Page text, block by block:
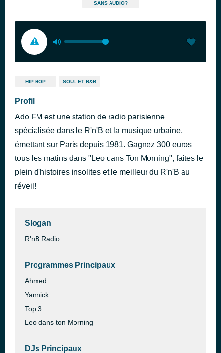
SANS AUDIO?
HIP HOP SOUL ET R&B
Profil
Ado FM est une station de radio parisienne
spécialisée dans le R'n'B et la musique urbaine,
émettant sur Paris depuis 1981. Gagnez 300 euros
tous les matins dans "Leo dans Ton Morning", faites le
plein d'histoires insolites et le meilleur du R'n'B au
réveil!
Slogan
R'nB Radio
Programmes Principaux
Ahmed
Yannick
Top 3
Leo dans ton Morning
DJs Principaux